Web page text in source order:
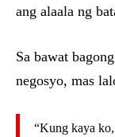
ang alaala ng
Sa bawat
negosyo, mas
“Kung kaya